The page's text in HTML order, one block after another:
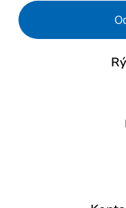
Google reCaptcha